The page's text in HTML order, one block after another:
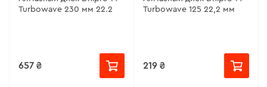
Turbowave 230 мм 22.2
657 ₴
Turbowave 125 22,2 мм
219 ₴